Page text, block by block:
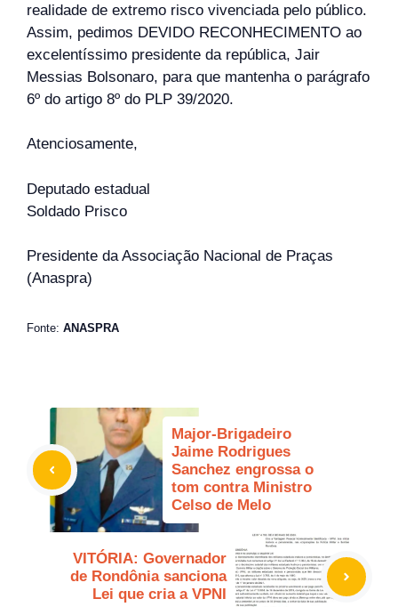
realidade de extremo risco vivenciada pelo público.
Assim, pedimos DEVIDO RECONHECIMENTO ao
excelentíssimo presidente da república, Jair
Messias Bolsonaro, para que mantenha o parágrafo
6º do artigo 8º do PLP 39/2020.
Atenciosamente,
Deputado estadual
Soldado Prisco
Presidente da Associação Nacional de Praças
(Anaspra)
Fonte: ANASPRA
Major-Brigadeiro
Jaime Rodrigues
Sanchez engrossa o
tom contra Ministro
Celso de Melo
VITÓRIA: Governador
de Rondônia sanciona
Lei que cria a VPNI